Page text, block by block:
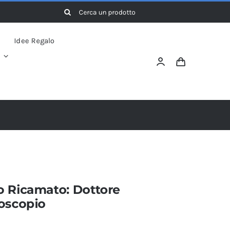
Cerca
per:
Idee Regalo
Ricamato: Dottore